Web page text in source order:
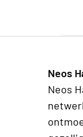
Neos
Neos